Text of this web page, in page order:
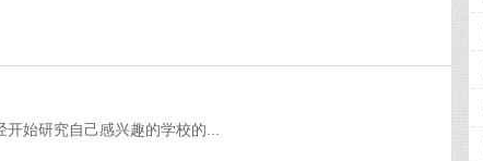
始研究自己感兴趣的学校的...